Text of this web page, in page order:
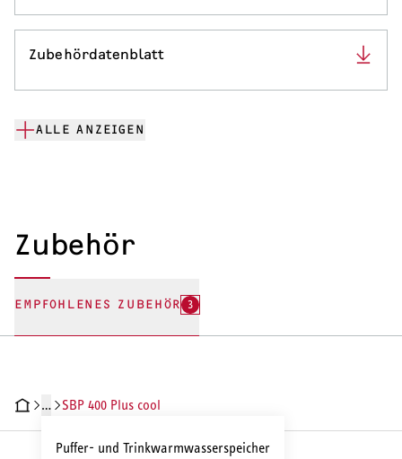
Zubehördatenblatt
ALLE ANZEIGEN
Zubehör
EMPFOHLENES ZUBEHÖR 3
DATEN DOKUMENTE
…
Puffer- und Trinkwarmwasserspeicher
SBP 400 Plus cool